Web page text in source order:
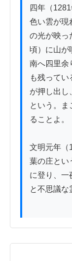
四年（
色い雲が現
の光が映っ
頃）に山が
南へ四里余
も残って
が押し出し
という。ま
ることよ。
文明元年（
葉の庄とい
に登り、一
と不思議な